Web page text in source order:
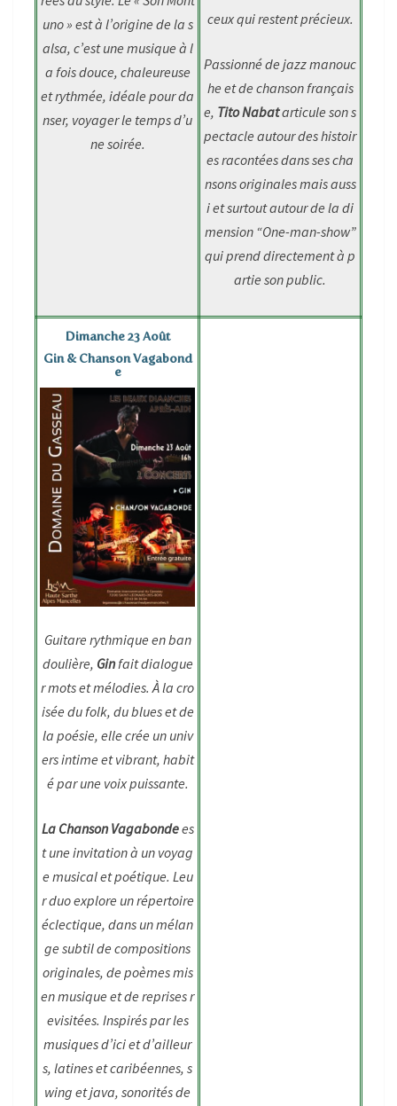
uno » est à l’origine de la s
alsa, c’est une musique à l
a fois douce, chaleureuse
et rythmée, idéale pour da
nser, voyager le temps d’u
ne soirée.
ceux qui restent précieux.
Passionné de jazz manouc
he et de chanson français
e, Tito Nabatarticule son s
pectacle autour des histoir
es racontées dans ses cha
nsons originales mais auss
i et surtout autour de la di
mension “One-man-show”
qui prend directement à p
artie son public.
Dimanche 23 Août
Gin & Chanson Vagabond
e
Guitare rythmique en ban
doulière, Ginfait dialogue
r mots et mélodies. À la cro
isée du folk, du blues et de
la poésie, elle crée un univ
ers intime et vibrant, habit
é par une voix puissante.
La Chanson Vagabondees
t une invitation à un voyag
e musical et poétique. Leu
r duo explore un répertoire
éclectique, dans un mélan
ge subtil de compositions
originales, de poèmes mis
en musique et de reprises r
evisitées. Inspirés par les
musiques d’ici et d’ailleur
s, latines et caribéennes, s
wing et java, sonorités de